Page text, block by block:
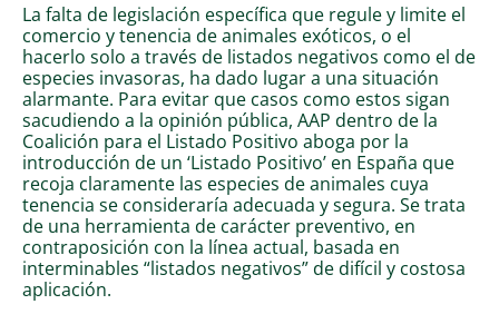
La falta de legislación específica que regule y limite el
comercio y tenencia de animales exóticos, o el
hacerlo solo a través de listados negativos como el de
especies invasoras, ha dado lugar a una situación
alarmante. Para evitar que casos como estos sigan
sacudiendo a la opinión pública, AAP dentro de la
Coalición para el Listado Positivo aboga por la
introducción de un ‘Listado Positivo’ en España que
recoja claramente las especies de animales cuya
tenencia se consideraría adecuada y segura. Se trata
de una herramienta de carácter preventivo, en
contraposición con la línea actual, basada en
interminables “listados negativos” de difícil y costosa
aplicación.